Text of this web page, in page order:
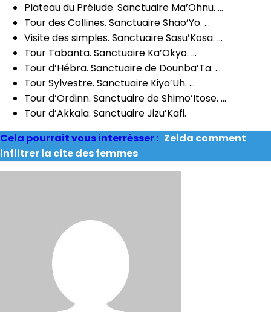
Plateau du Prélude. Sanctuaire Ma’Ohnu. …
Tour des Collines. Sanctuaire Shao’Yo. …
Visite des simples. Sanctuaire Sasu’Kosa. …
Tour Tabanta. Sanctuaire Ka’Okyo. …
Tour d’Hébra. Sanctuaire de Dounba’Ta. …
Tour Sylvestre. Sanctuaire Kiyo’Uh. …
Tour d’Ordinn. Sanctuaire de Shimo’Itose. …
Tour d’Akkala. Sanctuaire Jizu’Kafi.
Cela pourrait vous interrésser : Zelda comment
infiltrer la cite des femmes